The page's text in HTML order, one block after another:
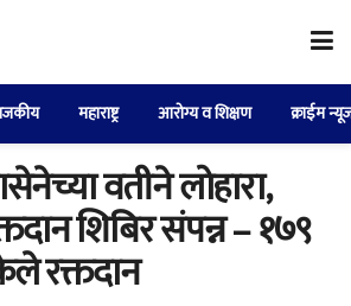
महाराष्ट्र आरोग्य व शिक्षण क्राईम
वतीने लोहारा,
शिबिर संपन्न – १७९
रक्तदान